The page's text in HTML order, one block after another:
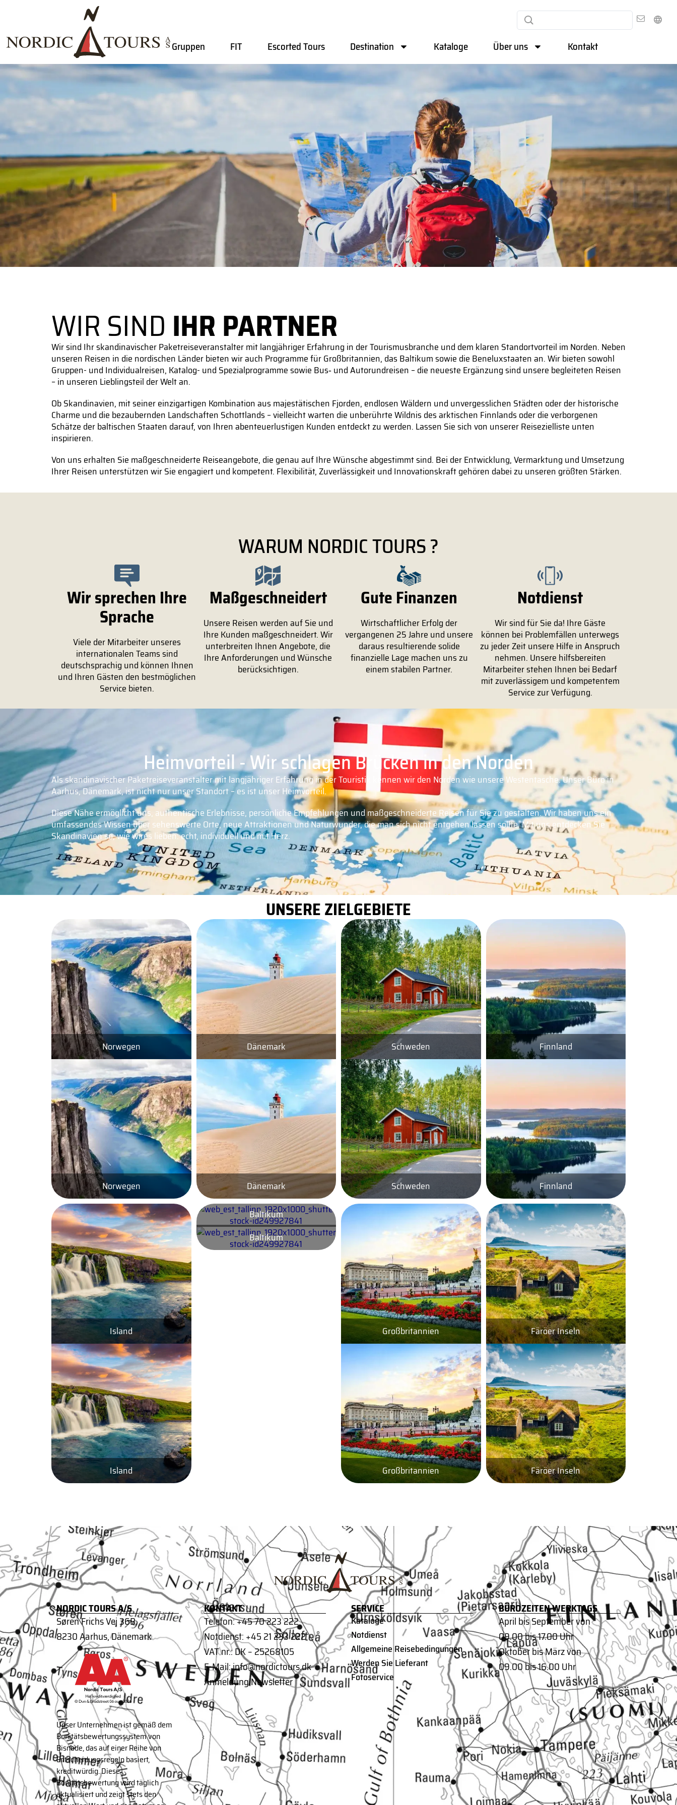
Gruppen FIT Escorted Tours Destination Kataloge Über uns Kontakt
WIR SIND IHR PARTNER​
Wir sind Ihr skandinavischer Paketreiseveranstalter mit langjähriger Erfahrung in der Tourismusbranche und dem klaren Standortvorteil im Norden. Neben
unseren Reisen in die nordischen Länder bieten wir auch Programme für Großbritannien, das Baltikum sowie die Beneluxstaaten an. Wir bieten sowohl
Gruppen- und Individualreisen, Katalog- und Spezialprogramme sowie Bus‑ und Autorundreisen – die neueste Ergänzung sind unsere begleiteten Reisen
– in unseren Lieblingsteil der Welt an.
Ob Skandinavien, mit seiner einzigartigen Kombination aus majestätischen Fjorden, endlosen Wäldern und unvergesslichen Städten oder der historische
Charme und die bezaubernden Landschaften Schottlands – vielleicht warten die unberührte Wildnis des arktischen Finnlands oder die verborgenen
Schätze der baltischen Staaten darauf, von Ihren abenteuerlustigen Kunden entdeckt zu werden. Lassen Sie sich von unserer Reisezielliste unten
inspirieren.
Von uns erhalten Sie maßgeschneiderte Reiseangebote, die genau auf Ihre Wünsche abgestimmt sind. Bei der Entwicklung, Vermarktung und Umsetzung
Ihrer Reisen unterstützen wir Sie engagiert und kompetent. Flexibilität, Zuverlässigkeit und Innovationskraft gehören dabei zu unseren größten Stärken.
WARUM NORDIC TOURS ?
Wir sprechen Ihre
Sprache
Viele der Mitarbeiter unseres
internationalen Teams sind
deutschsprachig und können Ihnen
und Ihren Gästen den bestmöglichen
Service bieten.
Maßgeschneidert
Unsere Reisen werden auf Sie und
Ihre Kunden maßgeschneidert. Wir
unterbreiten Ihnen Angebote, die
Ihre Anforderungen und Wünsche
berücksichtigen.
Gute Finanzen
Wirtschaftlicher Erfolg der
vergangenen 25 Jahre und unsere
daraus resultierende solide
finanzielle Lage machen uns zu
einem stabilen Partner.
Notdienst
Wir sind für Sie da! Ihre Gäste
können bei Problemfällen unterwegs
zu jeder Zeit unsere Hilfe in Anspruch
nehmen. Unsere hilfsbereiten
Mitarbeiter stehen Ihnen bei Bedarf
mit zuverlässigem und kompetentem
Service zur Verfügung.
Heimvorteil - Wir schlagen Brücken in den Norden
Als skandinavischer Paketreiseveranstalter mit langjähriger Erfahrung in der Touristik kennen wir den Norden wie unsere Westentasche. Unser Büro in
Aarhus, Dänemark, ist nicht nur unser Standort – es ist unser Heimvorteil.
Diese Nähe ermöglicht uns, authentische Erlebnisse, persönliche Empfehlungen und maßgeschneiderte Reisen für Sie zu gestalten. Wir haben uns ein
umfassendes Wissen über sehenswerte Orte, neue Attraktionen und Naturwunder, die man sich nicht entgehen lassen sollte. Mit uns entdecken Sie
Skandinavien so, wie wires lieben: echt, individuell und mit Herz.
UNSERE ZIELGEBIETE
Norwegen
Norwegen
Dänemark
Dänemark
Schweden
Schweden
Finnland
Finnland
Island
Island
Baltikum
Baltikum
Großbritannien
Großbritannien
Färöer Inseln
Färöer Inseln
NORDIC TOURS A/S
Søren Frichs Vej 36B
8230 Aarhus, Dänemark
Unser Unternehmen ist gemäß dem
Bonitätsbewertungssystem von
Bisnode, das auf einer Reihe von
Entscheidungsregeln basiert,
kreditwürdig. Diese
Bonitätsbewertung wird täglich
aktualisiert und zeigt stets den
KONTAKT
Telefon: +45 70 223 222
Notdienst: +45 21 233 222
VAT nr.: DK – 25268105
E-Mail:info@nordictours.dk
Anmeldung Newsletter
SERVICE
Kataloge
Notdienst
Allgemeine Reisebedingungen
Werden Sie Lieferant
Fotoservice
BÜROZEITEN WERKTAGS
April bis September von
09.00 bis 17.00 Uhr
Oktober bis März von
09.00 bis 16.00 Uhr